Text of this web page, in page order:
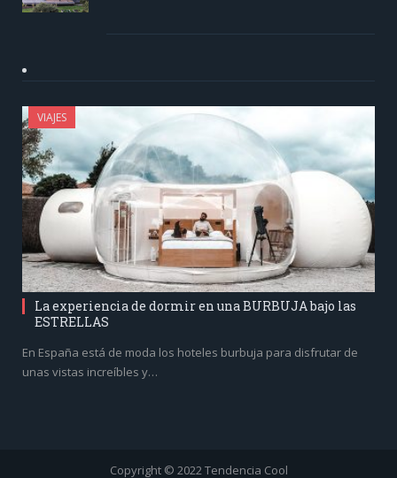
VIAJES
La experiencia de dormir en una BURBUJA bajo las
ESTRELLAS
En España está de moda los hoteles burbuja para disfrutar de
unas vistas increíbles y…
Copyright © 2022 Tendencia Cool